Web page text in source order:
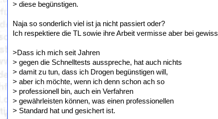
> diese begünstigen.
Naja so sonderlich viel ist ja nicht passiert oder?
Ich respektiere die TL sowie ihre Arbeit vermisse aber bei
>Dass ich mich seit Jahren
> gegen die Schnelltests ausspreche, hat auch nichts
> damit zu tun, dass ich Drogen begünstigen will,
> aber ich möchte, wenn ich denn schon ach so
> professionell bin, auch ein Verfahren
> gewährleisten können, was einen professionellen
> Standard hat und gesichert ist.